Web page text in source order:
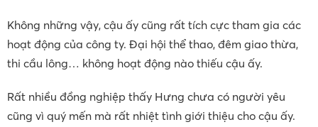
Không những vậy, cậu ấy cũng rất tích cực tham gia các
hoạt động của công ty. Đại hội thể thao, đêm giao thừa,
thi cầu lông… không hoạt động nào thiếu cậu ấy.
Rất nhiều đồng nghiệp thấy Hưng chưa có người yêu
cũng vì quý mến mà rất nhiệt tình giới thiệu cho cậu ấy.